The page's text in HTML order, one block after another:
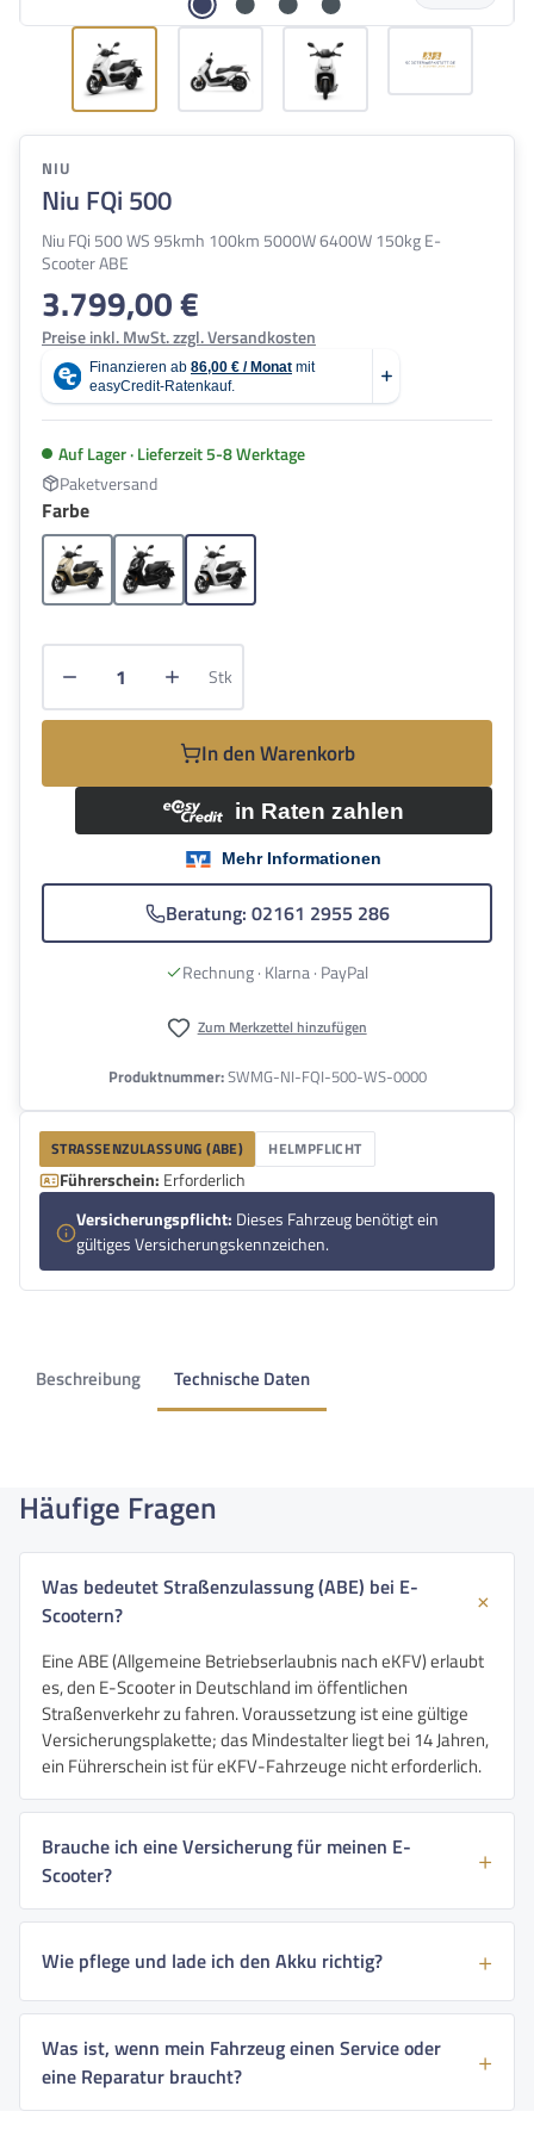
NIU
Niu FQi 500
Niu FQi 500 WS 95kmh 100km 5000W 6400W 150kg E-
Scooter ABE
Regulärer Preis:
3.799,00 €
Preise inkl. MwSt. zzgl. Versandkosten
Auf Lager · Lieferzeit 5-8 Werktage
Paketversand
Farbeauswählen
Sahara GlowSchwarzWeiss
Produkt Anzahl: Gib den gewünschten
Stk
In den Warenkorb
Beratung: 02161 2955 286
Rechnung · Klarna · PayPal
Zum Merkzettel hinzufügen
Produktnummer:SWMG-NI-FQI-500-WS-0000
STRASSENZULASSUNG (ABE) HELMPFLICHT
Führerschein: Erforderlich
Versicherungspflicht: Dieses Fahrzeug benötigt ein
gültiges Versicherungskennzeichen.
Beschreibung Technische Daten
Häufige Fragen
Was bedeutet Straßenzulassung (ABE) bei E-
Scootern?
Eine ABE (Allgemeine Betriebserlaubnis nach eKFV) erlaubt
es, den E-Scooter in Deutschland im öffentlichen
Straßenverkehr zu fahren. Voraussetzung ist eine gültige
Versicherungsplakette; das Mindestalter liegt bei 14 Jahren,
ein Führerschein ist für eKFV-Fahrzeuge nicht erforderlich.
Brauche ich eine Versicherung für meinen E-
Scooter?
Wie pflege und lade ich den Akku richtig?
Was ist, wenn mein Fahrzeug einen Service oder
eine Reparatur braucht?